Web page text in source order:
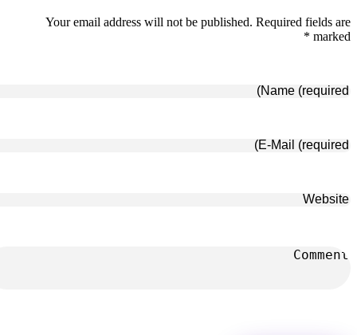
Your email address will not be published. Required fields are
marked *